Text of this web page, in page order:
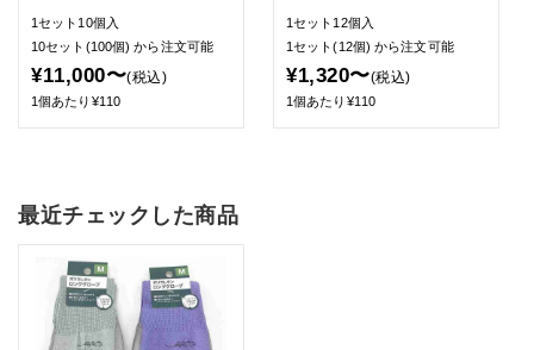
1セット10個入
10セット(100個)から注文可能
¥11,000〜(税込)
1個あたり¥110
1セット12個入
1セット(12個)から注文可能
¥1,320〜(税込)
1個あたり¥110
最近チェックした商品